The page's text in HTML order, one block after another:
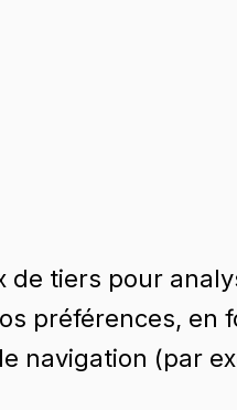
de tiers pour
préférences, en
navigation (par